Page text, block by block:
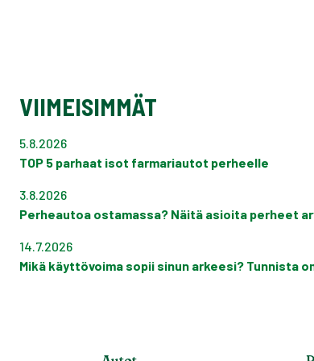
VIIMEISIMMÄT
5.8.2026
TOP 5 parhaat isot farmariautot perheelle
3.8.2026
Perheautoa ostamassa? Näitä asioita perheet
14.7.2026
Mikä käyttövoima sopii sinun arkeesi? Tunnista